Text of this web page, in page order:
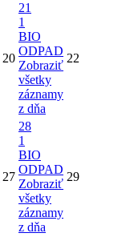
20
21
1
BIO
ODPAD
Zobraziť
všetky
záznamy
z dňa
22
27
28
1
BIO
ODPAD
Zobraziť
všetky
záznamy
z dňa
29